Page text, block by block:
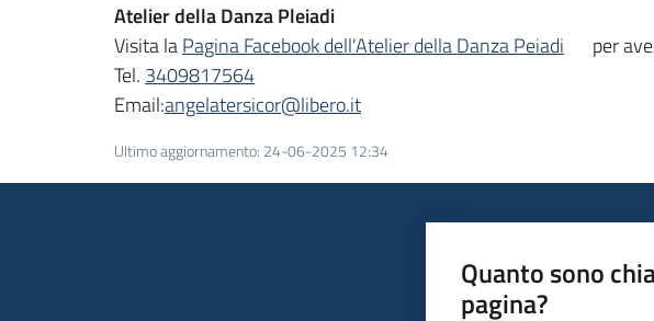
Atelier della Danza Pleiadi
Visita laPagina Facebook dell'Atelier della Danza Peiadi
per
Tel. 3409817564
Email:angelatersicor@libero.it
Ultimo aggiornamento: 24-06-2025 12:34
Quanto sono
pagina?